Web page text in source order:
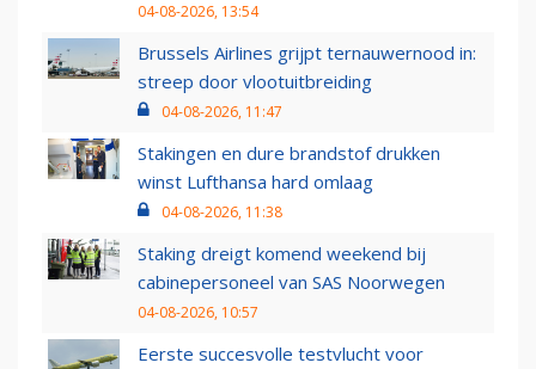
04-08-2026, 13:54
Brussels Airlines grijpt ternauwernood in:
streep door vlootuitbreiding
04-08-2026, 11:47
Stakingen en dure brandstof drukken
winst Lufthansa hard omlaag
04-08-2026, 11:38
Staking dreigt komend weekend bij
cabinepersoneel van SAS Noorwegen
04-08-2026, 10:57
Eerste succesvolle testvlucht voor